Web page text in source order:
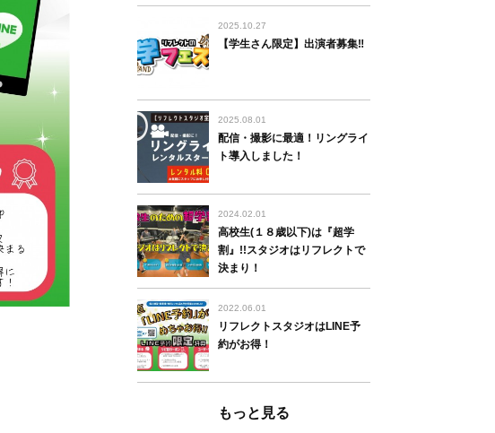
2025.10.27
【学生さん限定】出演者募集‼
2025.08.01
配信・撮影に最適！リングライ
ト導入しました！
2024.02.01
高校生(１８歳以下)は『超学
割』!!スタジオはリフレクトで
決まり！
2022.06.01
リフレクトスタジオはLINE予
約がお得！
もっと見る